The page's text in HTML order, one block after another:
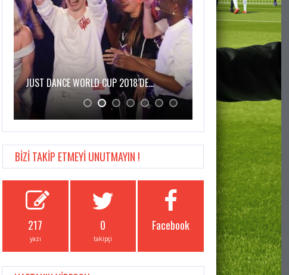
JUST DANCE WORLD CUP 2018’DE…
BİZİ TAKİP ETMEYİ UNUTMAYIN !
217
yazı
0
takipçi
Facebook